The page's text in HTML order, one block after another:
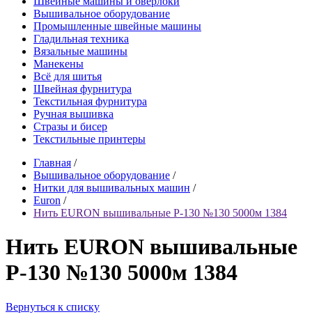
Вышивальное оборудование
Промышленные швейные машины
Гладильная техника
Вязальные машины
Манекены
Всё для шитья
Швейная фурнитура
Текстильная фурнитура
Ручная вышивка
Стразы и бисер
Текстильные принтеры
Главная /
Вышивальное оборудование /
Нитки для вышивальных машин /
Euron /
Нить EURON вышивальные P-130 №130 5000м 1384
Нить EURON вышивальные
P-130 №130 5000м 1384
Вернуться к списку